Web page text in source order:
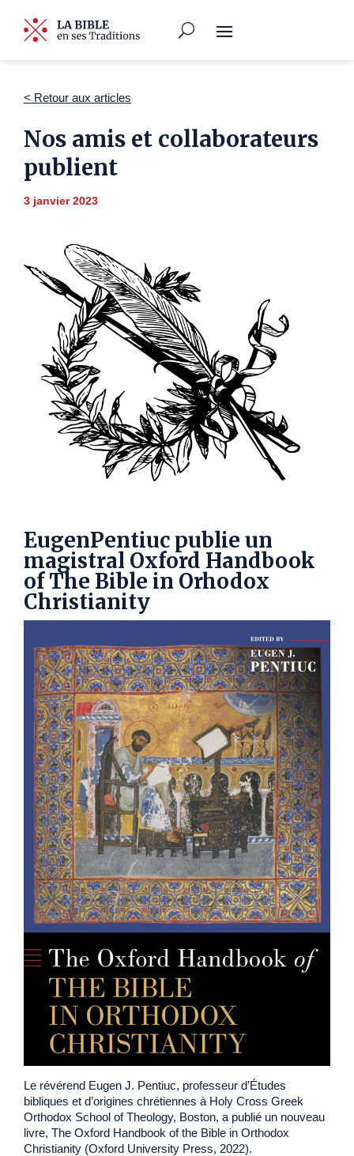
< Retour aux articles
Nos amis et collaborateurs
publient
3 janvier 2023
EugenPentiuc publie un
magistral Oxford Handbook
of The Bible in Orhodox
Christianity
Le révérend Eugen J. Pentiuc, professeur d’Études
bibliques et d’origines chrétiennes à Holy Cross Greek
Orthodox School of Theology, Boston, a publié un nouveau
livre, The Oxford Handbook of the Bible in Orthodox
Christianity (Oxford University Press, 2022).